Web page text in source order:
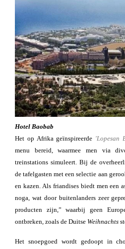
Hotel Baobab
Het op Afrika geïnspireerde 'Lopesan
menu bereid, waarmee men via
treinstations simuleert. Bij de
de tafelgasten met een selectie aan
en kazen. Als friandises biedt men een
noga, wat door buitenlanders zeer
producten zijn,” waarbij geen
ontbreken, zoals de Duitse Weihnachts
Het snoepgoed wordt gedoopt in